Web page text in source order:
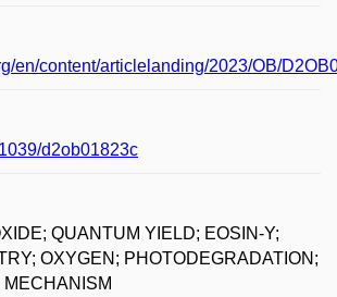
en/content/articlelanding/2023/OB/
d2ob01823c
QUANTUM YIELD; EOSIN-Y;
OXYGEN; PHOTODEGRADATION;